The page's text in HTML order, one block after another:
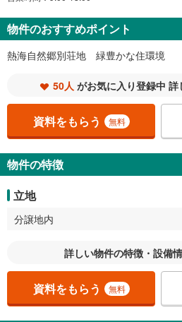
物件のおすすめポイント
熱海自然郷別荘地 緑豊かな住環境
50人 がお気に入り登録中 詳
資料をもらう 無料
物件の特徴
立地
分譲地内
詳しい物件の特徴・設備
資料をもらう 無料